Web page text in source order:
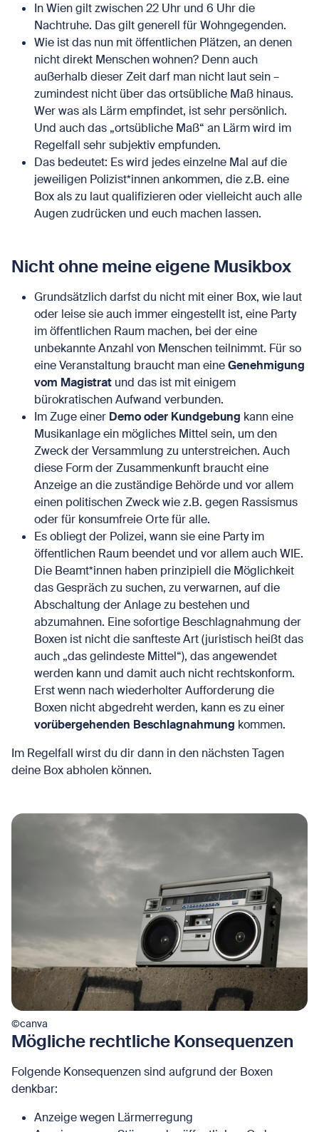
In Wien gilt zwischen 22 Uhr und 6 Uhr die
Nachtruhe. Das gilt generell für Wohngegenden.
Wie ist das nun mit öffentlichen Plätzen, an denen
nicht direkt Menschen wohnen? Denn auch
außerhalb dieser Zeit darf man nicht laut sein –
zumindest nicht über das ortsübliche Maß hinaus.
Wer was als Lärm empfindet, ist sehr persönlich.
Und auch das „ortsübliche Maß“ an Lärm wird im
Regelfall sehr subjektiv empfunden.
Das bedeutet: Es wird jedes einzelne Mal auf die
jeweiligen Polizist*innen ankommen, die z.B. eine
Box als zu laut qualifizieren oder vielleicht auch alle
Augen zudrücken und euch machen lassen.
Nicht ohne meine eigene Musikbox
Grundsätzlich darfst du nicht mit einer Box, wie laut
oder leise sie auch immer eingestellt ist, eine Party
im öffentlichen Raum machen, bei der eine
unbekannte Anzahl von Menschen teilnimmt. Für so
eine Veranstaltung braucht man eineGenehmigung
vom Magistrat und das ist mit einigem
bürokratischen Aufwand verbunden.
Im Zuge einer Demo oder Kundgebung kann eine
Musikanlage ein mögliches Mittel sein, um den
Zweck der Versammlung zu unterstreichen. Auch
diese Form der Zusammenkunft braucht eine
Anzeige an die zuständige Behörde und vor allem
einen politischen Zweck wie z.B. gegen Rassismus
oder für konsumfreie Orte für alle.
Es obliegt der Polizei, wann sie eine Party im
öffentlichen Raum beendet und vor allem auch WIE.
Die Beamt*innen haben prinzipiell die Möglichkeit
das Gespräch zu suchen, zu verwarnen, auf die
Abschaltung der Anlage zu bestehen und
abzumahnen. Eine sofortige Beschlagnahmung der
Boxen ist nicht die sanfteste Art (juristisch heißt das
auch „das gelindeste Mittel“), das angewendet
werden kann und damit auch nicht rechtskonform.
Erst wenn nach wiederholter Aufforderung die
Boxen nicht abgedreht werden, kann es zu einer
vorübergehenden Beschlagnahmung kommen.
Im Regelfall wirst du dir dann in den nächsten Tagen
deine Box abholen können.
©canva
Mögliche rechtliche Konsequenzen
Folgende Konsequenzen sind aufgrund der Boxen
denkbar:
Anzeige wegen Lärmerregung